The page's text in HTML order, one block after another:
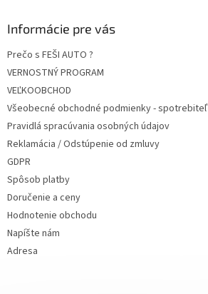
Informácie pre vás
Prečo s FEŠI AUTO ?
VERNOSTNÝ PROGRAM
VEĽKOOBCHOD
Všeobecné obchodné podmienky - spotrebiteľ
Pravidlá spracúvania osobných údajov
Reklamácia / Odstúpenie od zmluvy
GDPR
Spôsob platby
Doručenie a ceny
Hodnotenie obchodu
Napíšte nám
Adresa